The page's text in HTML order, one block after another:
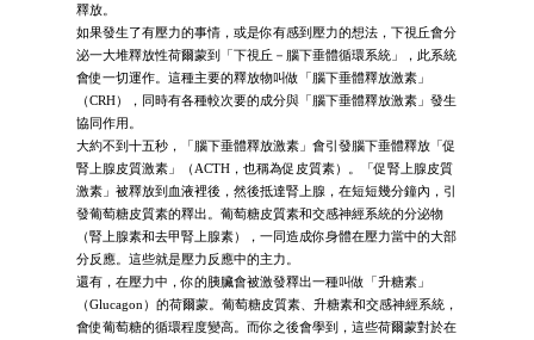
釋放。
如果發生了有壓力的事情，或是你有感到壓力的想法，下視丘會分
泌一大堆釋放性荷爾蒙到「下視丘－腦下垂體循環系統」，此系統
會使一切運作。這種主要的釋放物叫做「腦下垂體釋放激素」
（CRH），同時有各種較次要的成分與「腦下垂體釋放激素」發生
協同作用。
大約不到十五秒，「腦下垂體釋放激素」會引發腦下垂體釋放「促
腎上腺皮質激素」（ACTH，也稱為促皮質素）。「促腎上腺皮質
激素」被釋放到血液裡後，然後抵達腎上腺，在短短幾分鐘內，引
發葡萄糖皮質素的釋出。葡萄糖皮質素和交感神經系統的分泌物
（腎上腺素和去甲腎上腺素），一同造成你身體在壓力當中的大部
分反應。這些就是壓力反應中的主力。
還有，在壓力中，你的胰臟會被激發釋出一種叫做「升糖素」
（Glucagon）的荷爾蒙。葡萄糖皮質素、升糖素和交感神經系統，
會使葡萄糖的循環程度變高。而你之後會學到，這些荷爾蒙對於在